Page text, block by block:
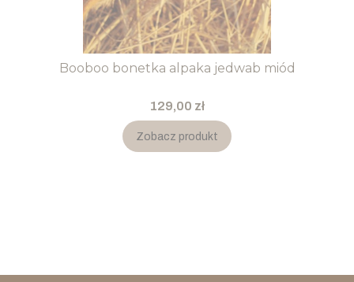
Booboo bonetka alpaka jedwab miód
Cena
129,00 zł
Zobacz produkt